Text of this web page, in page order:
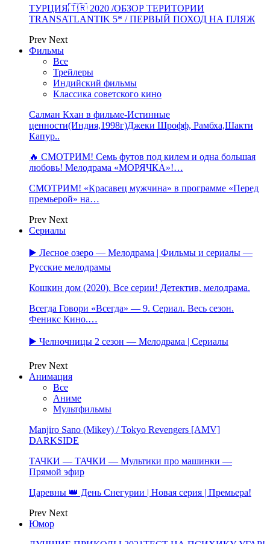
ТУРЦИЯ🇹🇷 2020 /ОБЗОР ТЕРИТОРИИ
TRANSATLANTIK 5* / ПЕРВЫЙ ПОХОД НА ПЛЯЖ
Prev Next
Фильмы
Все
Трейлеры
Индийский фильмы
Классика советского кино
Салман Кхан в фильме-Истинные
ценности(Индия,1998г)Джеки Шрофф, Рамбха,Шакти
Капур..
🔥 СМОТРИМ! Семь футов под килем и одна большая
любовь! Мелодрама «МОРЯЧКА»!…
СМОТРИМ! «Красавец мужчина» в программе «Перед
премьерой» на…
Prev Next
Сериалы
▶️ Лесное озеро — Мелодрама | Фильмы и сериалы —
Русские мелодрамы
Кошкин дом (2020). Все серии! Детектив, мелодрама.
Всегда Говори «Всегда» — 9. Сериал. Весь сезон.
Феникс Кино.…
▶️ Челночницы 2 сезон — Мелодрама | Сериалы
Prev Next
Анимация
Все
Аниме
Мультфильмы
Manjiro Sano (Mikey) / Tokyo Revengers [AMV]
DARKSIDE
ТАЧКИ — ТАЧКИ — Мультики про машинки —
Прямой эфир
Царевны 👑 День Снегурии | Новая серия | Премьера!
Prev Next
Юмор